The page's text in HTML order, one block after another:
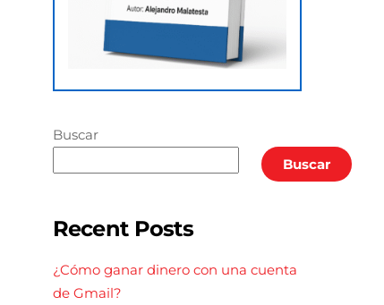
Buscar
Buscar
Recent Posts
¿Cómo ganar dinero con una cuenta
de Gmail?